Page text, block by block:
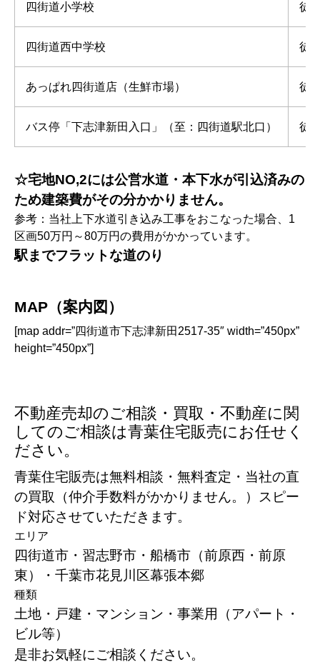
四街道小学校 徒
四街道西中学校 徒
あっぱれ四街道店（生鮮市場） 徒
バス停「下志津新田入口」（至：四街道駅北口） 徒
☆宅地NO,2には公営水道・本下水が引込済みの
ため建築費がその分かかりません。
参考：当社上下水道引き込み工事をおこなった場合、1
区画50万円～80万円の費用がかかっています。
駅までフラットな道のり
MAP（案内図）
[map addr=”四街道市下志津新田2517-35″ width=”450px”
height=”450px”]
不動産売却のご相談・買取・不動産に関
してのご相談は青葉住宅販売にお任せく
ださい。
青葉住宅販売は無料相談・無料査定・当社の直
の買取（仲介手数料がかかりません。）スピー
ド対応させていただきます。
エリア
四街道市・習志野市・船橋市（前原西・前原
東）・千葉市花見川区幕張本郷
種類
土地・戸建・マンション・事業用（アパート・
ビル等）
是非お気軽にご相談ください。